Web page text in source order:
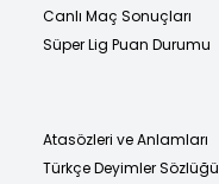
Canlı Maç Sonuçları
Süper Lig Puan Durumu
Atasözleri ve Anlamları
Türkçe Deyimler Sözlüğü